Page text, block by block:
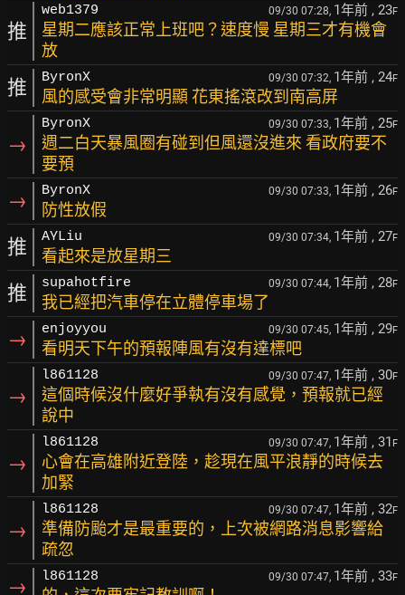
推
web1379 09/30 07:28, 1年前 , 23F
星期二應該正常上班吧？速度慢 星期三才有機會
放
推 ByronX 09/30 07:32, 1年前 , 24F
風的感受會非常明顯 花東搖滾改到南高屏
→
ByronX 09/30 07:33, 1年前 , 25F
週二白天暴風圈有碰到但風還沒進來 看政府要不
要預
→ ByronX 09/30 07:33, 1年前 , 26F
防性放假
推 AYLiu 09/30 07:34, 1年前 , 27F
看起來是放星期三
推 supahotfire 09/30 07:44, 1年前 , 28F
我已經把汽車停在立體停車場了
→ enjoyyou 09/30 07:45, 1年前 , 29F
看明天下午的預報陣風有沒有達標吧
→
l861128 09/30 07:47, 1年前 , 30F
這個時候沒什麼好爭執有沒有感覺，預報就已經
說中
→
l861128 09/30 07:47, 1年前 , 31 F
心會在高雄附近登陸，趁現在風平浪靜的時候去
加緊
→
l861128 09/30 07:47, 1年前 , 32F
準備防颱才是最重要的，上次被網路消息影響給
疏忽
→ l861128 09/30 07:47, 1年前 , 33F